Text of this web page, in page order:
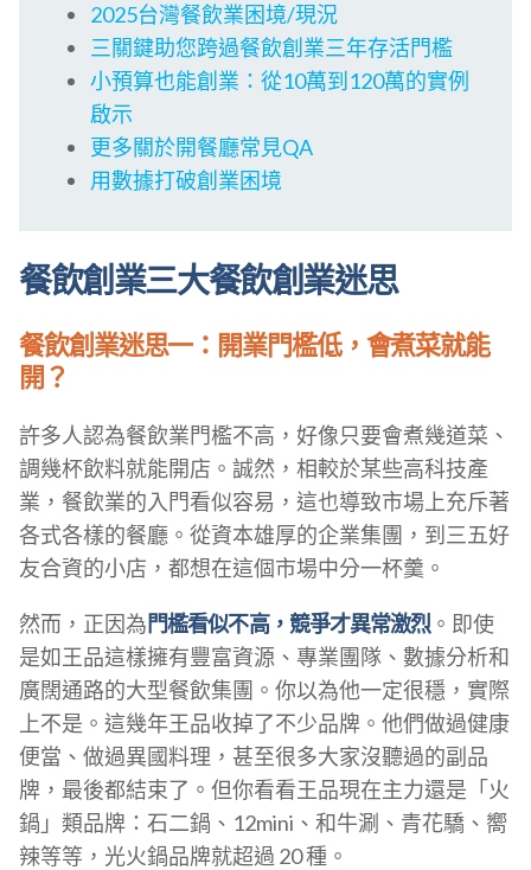
2025台灣餐飲業困境/現況
三關鍵助您跨過餐飲創業三年存活門檻
小預算也能創業：從10萬到120萬的實例
啟示
更多關於開餐廳常見QA
用數據打破創業困境
餐飲創業三大餐飲創業迷思
餐飲創業迷思一：開業門檻低，會煮菜就能
開？
許多人認為餐飲業門檻不高，好像只要會煮幾道菜、
調幾杯飲料就能開店。誠然，相較於某些高科技產
業，餐飲業的入門看似容易，這也導致市場上充斥著
各式各樣的餐廳。從資本雄厚的企業集團，到三五好
友合資的小店，都想在這個市場中分一杯羹。
然而，正因為門檻看似不高，競爭才異常激烈 。即使
是如王品這樣擁有豐富資源、專業團隊、數據分析和
廣闊通路的大型餐飲集團。你以為他一定很穩，實際
上不是。這幾年王品收掉了不少品牌。他們做過健康
便當、做過異國料理，甚至很多大家沒聽過的副品
牌，最後都結束了。但你看看王品現在主力還是「火
鍋」類品牌：石二鍋、12mini、和牛涮、青花驕、嚮
辣等等，光火鍋品牌就超過 20 種。